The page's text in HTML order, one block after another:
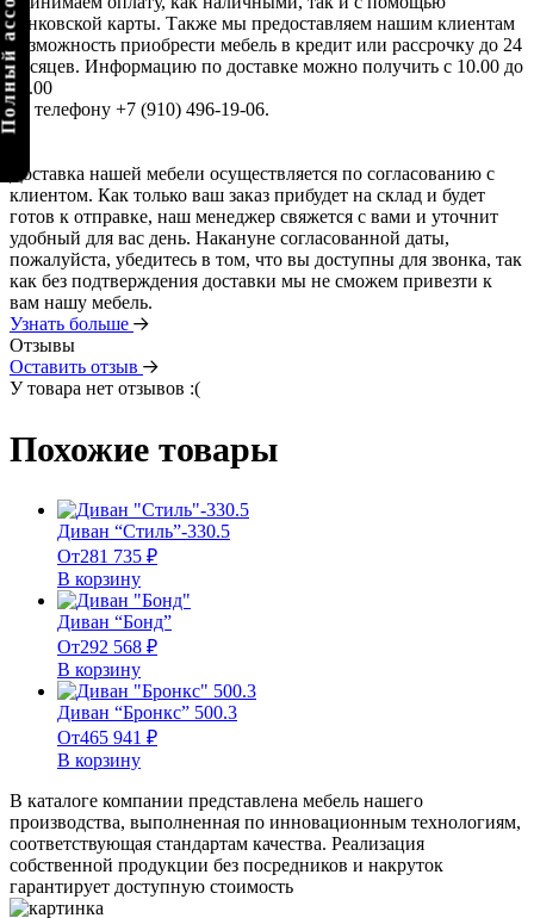
банковской карты. Также мы предоставляем нашим клиентам
возможность приобрести мебель в кредит или рассрочку до 24
месяцев. Информацию по доставке можно получить с 10.00 до
22.00
по телефону +7 (910) 496-19-06.
Доставка нашей мебели осуществляется по согласованию с
клиентом. Как только ваш заказ прибудет на склад и будет
готов к отправке, наш менеджер свяжется с вами и уточнит
удобный для вас день. Накануне согласованной даты,
пожалуйста, убедитесь в том, что вы доступны для звонка, так
как без подтверждения доставки мы не сможем привезти к
вам нашу мебель.
Узнать больше
Отзывы
Оставить отзыв
У товара нет отзывов :(
Похожие товары
Диван “Стиль”-330.5
От281 735 ₽
В корзину
Диван “Бонд”
От292 568 ₽
В корзину
Диван “Бронкс” 500.3
От465 941 ₽
В корзину
В каталоге компании представлена мебель нашего
производства, выполненная по инновационным технологиям,
соответствующая стандартам качества. Реализация
собственной продукции без посредников и накруток
гарантирует доступную стоимость